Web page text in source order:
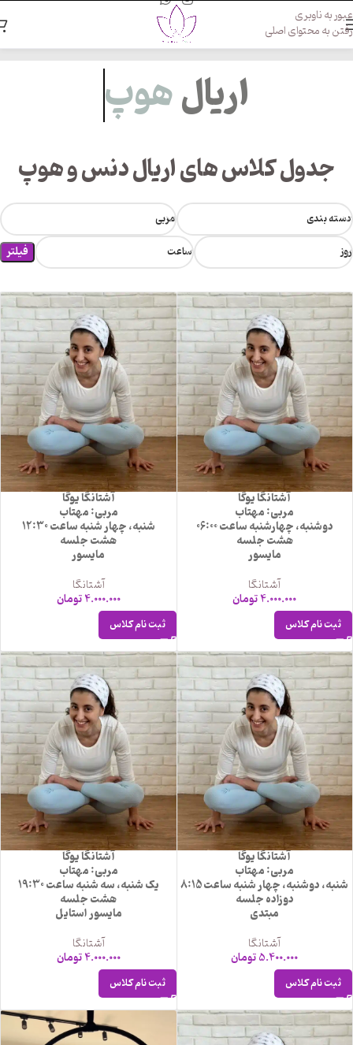
عبور به ناوبری
رفتن به محتوای اصلی
اریالهوپ
جدول کلاس های اریال دنس و هوپ
دسته بندی
مربی
روز
ساعت فیلتر
آشتانگا یوگا
مربی: مهتاب
دوشنبه، چهارشنبه ساعت 06:00
هشت جلسه
مایسور
آشتانگا
4.000.000تومان
ثبت نام کلاس
آشتانگا یوگا
مربی: مهتاب
شنبه، چهار شنبه ساعت 12:30
هشت جلسه
مایسور
آشتانگا
4.000.000تومان
ثبت نام کلاس
آشتانگا یوگا
مربی: مهتاب
شنبه، دوشنبه، چهار شنبه ساعت 8:15
دوزاده جلسه
مبتدی
آشتانگا
5.400.000تومان
ثبت نام کلاس
آشتانگا یوگا
مربی: مهتاب
یک شنبه، سه شنبه ساعت 19:30
هشت جلسه
مایسور استایل
آشتانگا
4.000.000تومان
ثبت نام کلاس